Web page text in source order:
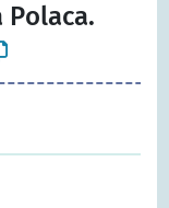
Polaca.